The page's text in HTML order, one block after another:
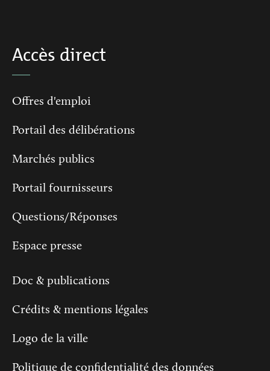
Accès direct
Offres d'emploi
Portail des délibérations
Marchés publics
Portail fournisseurs
Questions/Réponses
Espace presse
Doc & publications
Crédits & mentions légales
Logo de la ville
Politique de confidentialité des données